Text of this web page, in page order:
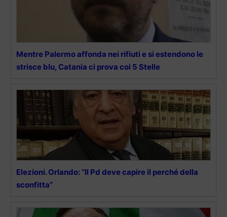
Mentre Palermo affonda nei rifiuti e si estendono le
strisce blu, Catania ci prova coi 5 Stelle
Elezioni. Orlando: “Il Pd deve capire il perché della
sconfitta”